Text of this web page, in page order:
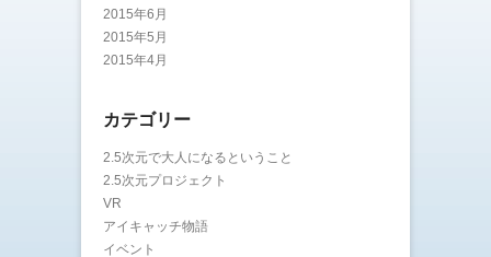
2015年6月
2015年5月
2015年4月
カテゴリー
2.5次元で大人になるということ
2.5次元プロジェクト
VR
アイキャッチ物語
イベント